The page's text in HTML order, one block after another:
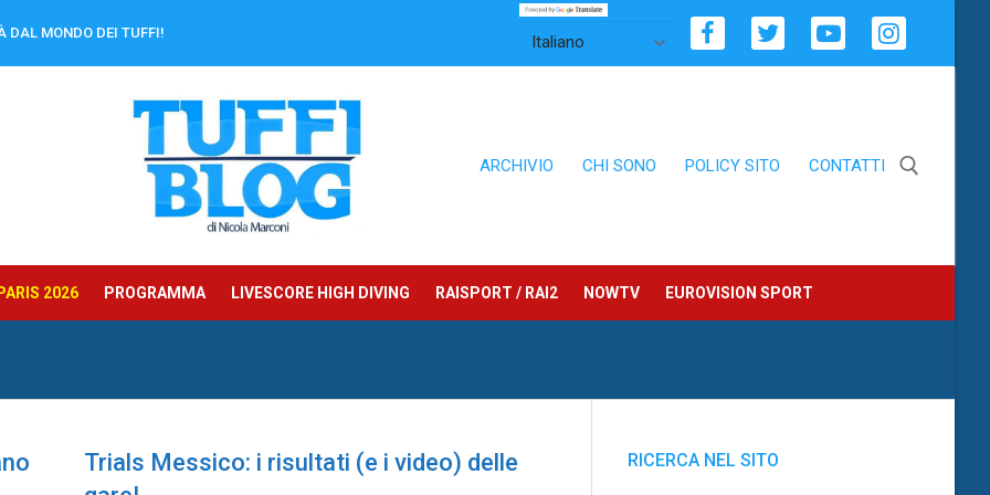
DAL MONDO DEI TUFFI!
ARCHIVIO CHI SONO POLICY SITO CONTATTI
2026 PROGRAMMA LIVESCORE HIGH DIVING RAISPORT / RAI2 NOWTV EUROVISION SPORT
Trials Messico: i risultati (e i video) delle
RICERCA NEL SITO